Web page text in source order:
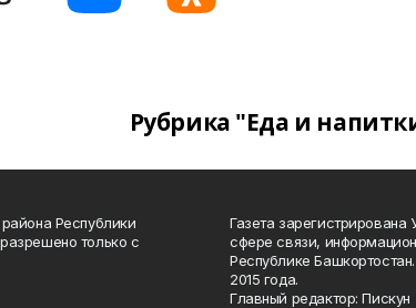
Рубрика "Еда и
Республики
только с
Газета
сфере связи,
Республике
2015 года.
Главный редактор: Пискун